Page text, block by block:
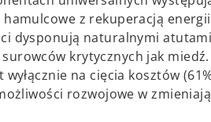
z rekuperacją
dysponują naturalnymi
krytycznych jak miedź.
na cięcia kosztów
rozwojowe w